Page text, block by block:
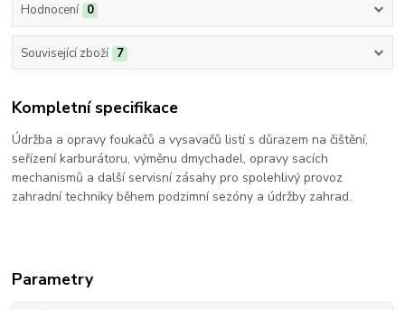
Hodnocení 0
Související zboží 7
Kompletní specifikace
Údržba a opravy foukačů a vysavačů listí s důrazem na čištění,
seřízení karburátoru, výměnu dmychadel, opravy sacích
mechanismů a další servisní zásahy pro spolehlivý provoz
zahradní techniky během podzimní sezóny a údržby zahrad.
Parametry